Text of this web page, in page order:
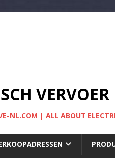
VERVOER
NL.COM | ALL ABOUT